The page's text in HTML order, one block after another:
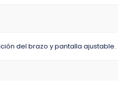
del brazo y pantalla ajustable.